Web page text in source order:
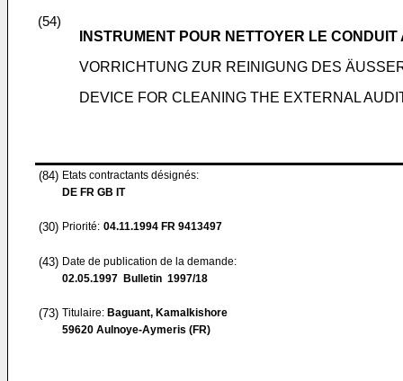
(54)
INSTRUMENT POUR NETTOYER LE
VORRICHTUNG ZUR REINIGUNG DES
DEVICE FOR CLEANING THE EXTERNAL
(84) Etats contractants désignés:
DE FR GB IT
(30) Priorité: 04.11.1994 FR 9413497
(43) Date de publication de la demande:
02.05.1997 Bulletin 1997/18
(73) Titulaire: Baguant, Kamalkishore
59620 Aulnoye-Aymeris (FR)